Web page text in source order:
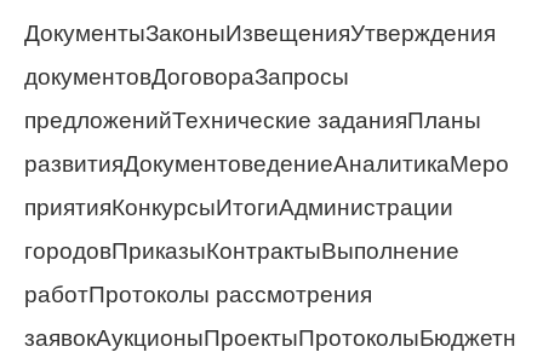
ДокументыЗаконыИзвещенияУтверждения
документовДоговораЗапросы
предложенийТехнические заданияПланы
развитияДокументоведениеАналитикаМеро
приятияКонкурсыИтогиАдминистрации
городовПриказыКонтрактыВыполнение
работПротоколы рассмотрения
заявокАукционыПроектыПротоколыБюджетн